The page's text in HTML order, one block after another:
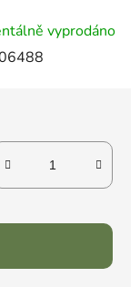
vyprodáno